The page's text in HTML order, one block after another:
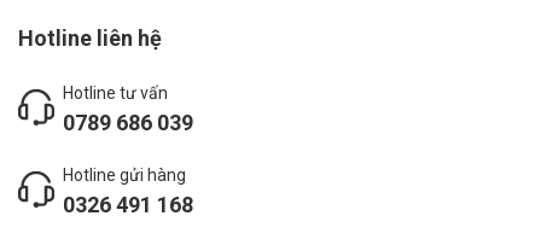
Hotline liên hệ
Hotline tư vấn
0789 686 039
Hotline gửi hàng
0326 491 168